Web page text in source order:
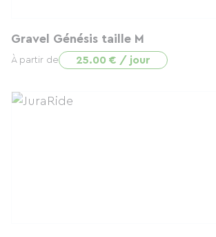
Gravel Génésis taille M
À partir de 25.00 € / jour